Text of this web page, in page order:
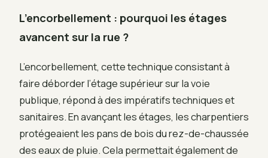
L’encorbellement : pourquoi les étages
avancent sur la rue ?
L’encorbellement, cette technique consistant à
faire déborder l’étage supérieur sur la voie
publique, répond à des impératifs techniques et
sanitaires. En avançant les étages, les charpentiers
protégeaient les pans de bois du rez-de-chaussée
des eaux de pluie. Cela permettait également de